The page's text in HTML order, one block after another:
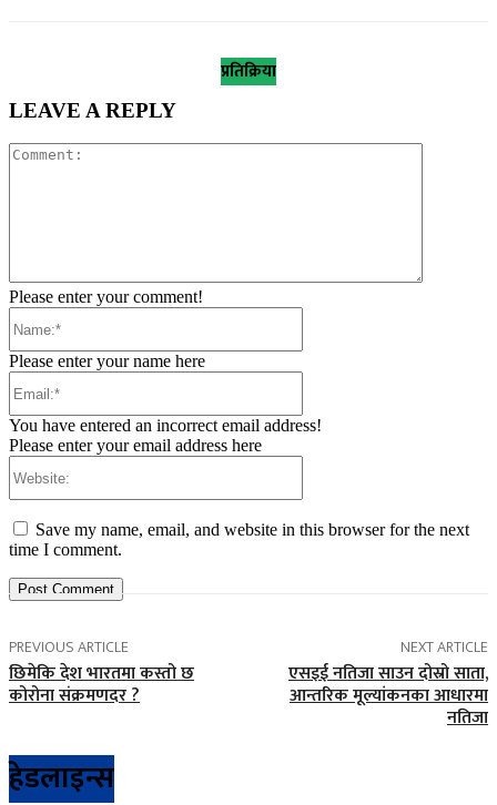
प्रतिक्रिया
LEAVE A REPLY
Please enter your comment!
Please enter your name here
You have entered an incorrect email address!
Please enter your email address here
Save my name, email, and website in this browser for the next
time I comment.
PREVIOUS ARTICLE
छिमेकि देश भारतमा कस्तो छ
कोरोना संक्रमणदर ?
NEXT ARTICLE
एसइई नतिजा साउन दोस्रो साता,
आन्तरिक मूल्यांकनका आधारमा
नतिजा
हेडलाइन्स